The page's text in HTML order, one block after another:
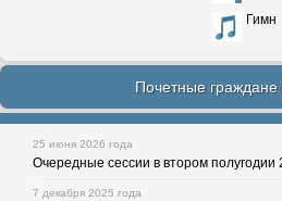
Гимн
Почетные граждане
25 июня 2026 года
Очередные сессии в втором полугодии
7 декабря 2025 года